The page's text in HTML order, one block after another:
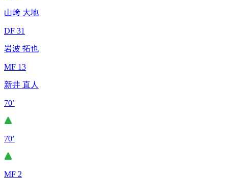
山﨑 大地
DF 31
岩波 拓也
MF 13
新井 直人
70’
70’
MF 2